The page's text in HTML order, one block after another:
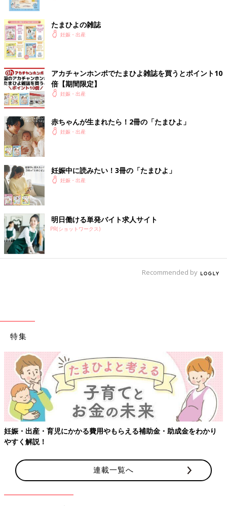
たまひよの雑誌
妊娠・出産
アカチャンホンポでたまひよ雑誌を買うとポイント10
倍【期間限定】
妊娠・出産
赤ちゃんが生まれたら！2冊の「たまひよ」
妊娠・出産
妊娠中に読みたい！3冊の「たまひよ」
妊娠・出産
明日働ける単発バイト求人サイト
PR(ショットワークス)
Recommended by
特集
妊娠・出産・育児にかかる費用やもらえる補助金・助成金をわかり
やすく解説！
連載一覧へ